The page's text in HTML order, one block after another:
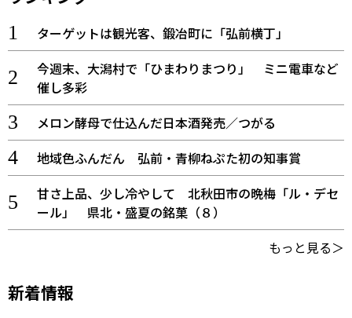
ターゲットは観光客、鍛冶町に「弘前横丁」
今週末、大潟村で「ひまわりまつり」 ミニ電車など
催し多彩
メロン酵母で仕込んだ日本酒発売／つがる
地域色ふんだん 弘前・青柳ねぷた初の知事賞
甘さ上品、少し冷やして 北秋田市の晩梅「ル・デセ
ール」 県北・盛夏の銘菓（８）
もっと見る＞
新着情報